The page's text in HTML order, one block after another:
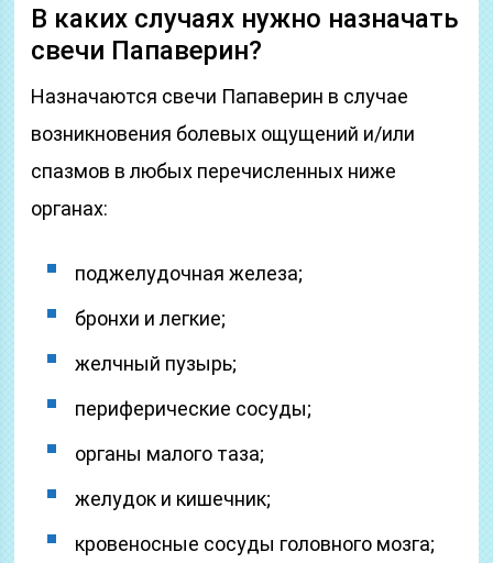
В каких случаях нужно назначать
свечи Папаверин?
Назначаются свечи Папаверин в случае
возникновения болевых ощущений и/или
спазмов в любых перечисленных ниже
органах:
поджелудочная железа;
бронхи и легкие;
желчный пузырь;
периферические сосуды;
органы малого таза;
желудок и кишечник;
кровеносные сосуды головного мозга;